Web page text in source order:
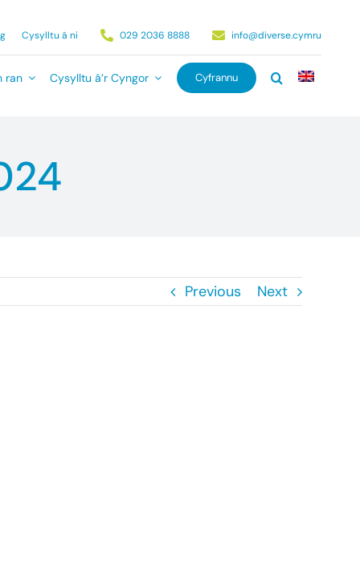
Cysylltu â ni 029 2036 8888 info@diverse.cymru
ran Cysylltu â’r Cyngor Cyfrannu
Previous Next